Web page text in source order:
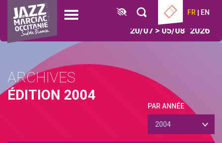
Aller
contenu
principal
Open
FR EN
2026
20/07 > 05/08
ARCHIVES
ÉDITION 2004
PAR ANNÉE
2004
Panneau de gestion des cookies